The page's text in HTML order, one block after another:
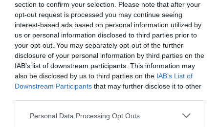
section to confirm your selection. Please note that after your
opt-out request is processed you may continue seeing
interest-based ads based on personal information utilized by
us or personal information disclosed to third parties prior to
your opt-out. You may separately opt-out of the further
disclosure of your personal information by third parties on the
IAB’s list of downstream participants. This information may
also be disclosed by us to third parties on the IAB’s List of
Downstream Participants that may further disclose it to other
Personal Data Processing Opt Outs
Courtesy of Sotheby’s
Και τα τρία αντικείμενα δόθηκαν στην Terenzio
από την ίδια Bessette-Kennedy,